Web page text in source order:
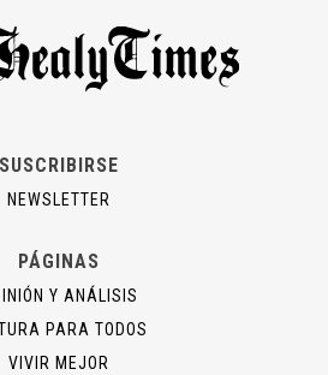
SUSCRIBIRSE
NEWSLETTER
PÁGINAS
Y ANÁLISIS
PARA TODOS
VIVIR MEJOR